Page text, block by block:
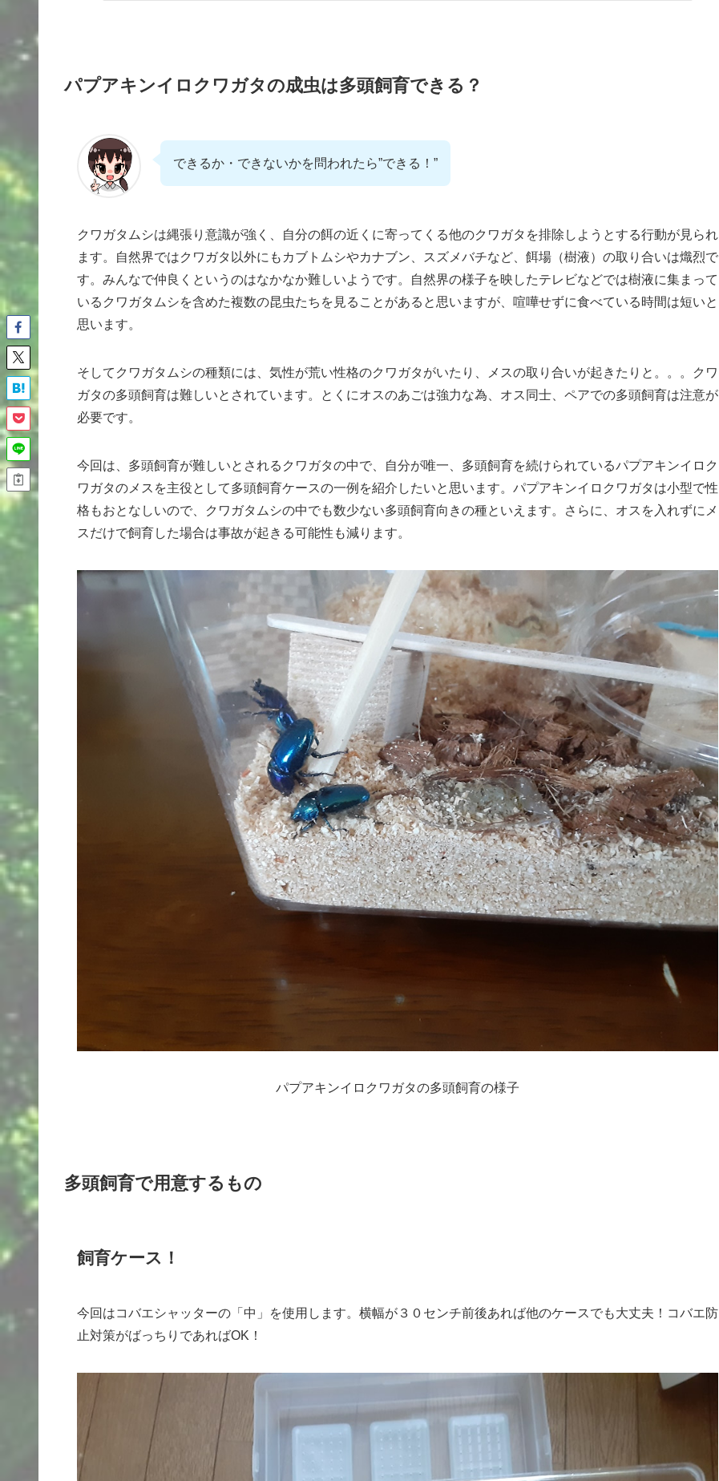
パプアキンイロクワガタの成虫は多頭飼育できる？
できるか・できないかを問われたら”できる！”
クワガタムシは縄張り意識が強く、自分の餌の近くに寄ってくる他のクワガタを排除しようとする行動が見られ
ます。自然界ではクワガタ以外にもカブトムシやカナブン、スズメバチなど、餌場（樹液）の取り合いは熾烈で
す。みんなで仲良くというのはなかなか難しいようです。自然界の様子を映したテレビなどでは樹液に集まって
いるクワガタムシを含めた複数の昆虫たちを見ることがあると思いますが、喧嘩せずに食べている時間は短いと
思います。
そしてクワガタムシの種類には、気性が荒い性格のクワガタがいたり、メスの取り合いが起きたりと。。。クワ
ガタの多頭飼育は難しいとされています。とくにオスのあごは強力な為、オス同士、ペアでの多頭飼育は注意が
必要です。
今回は、多頭飼育が難しいとされるクワガタの中で、自分が唯一、多頭飼育を続けられているパプアキンイロク
ワガタのメスを主役として多頭飼育ケースの一例を紹介したいと思います。パプアキンイロクワガタは小型で性
格もおとなしいので、クワガタムシの中でも数少ない多頭飼育向きの種といえます。さらに、オスを入れずにメ
スだけで飼育した場合は事故が起きる可能性も減ります。
パプアキンイロクワガタの多頭飼育の様子
多頭飼育で用意するもの
飼育ケース！
今回はコバエシャッターの「中」を使用します。横幅が３０センチ前後あれば他のケースでも大丈夫！コバエ防
止対策がばっちりであればOK！